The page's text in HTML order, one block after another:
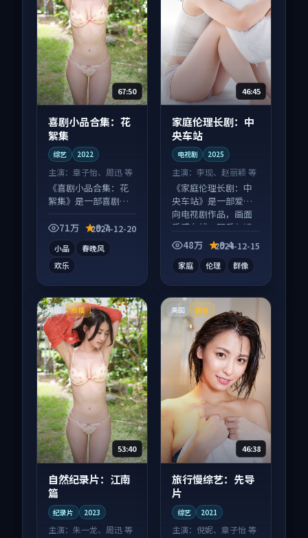
67:50
喜剧小品合集：花
絮集
综艺 2022
主演： 章子怡、周迅 等
《喜剧小品合集：花
絮集》是一部喜剧向
度高，适合配弹幕观
71万 9.7
2024-12-20
小品
春晚风
欢乐
46:45
家庭伦理长剧：中
央车站
电视剧 2025
主演：李现、赵丽颖 等
《家庭伦理长剧：中
央车站》是一部爱情
向电视剧作品，画面
质感在线，配乐与镜
头配合度高。
48万 9.4
2024-12-15
家庭 伦理 群像
美国 热播
53:40
自然纪录片：江南
篇
纪录片 2023
主演： 朱一龙、周迅 等
美国 高分
46:38
旅行慢综艺：先导
片
综艺 2021
主演：倪妮、章子怡 等